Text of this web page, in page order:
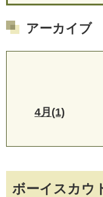
ボーイスカウ
アーカイブ
4月(1)